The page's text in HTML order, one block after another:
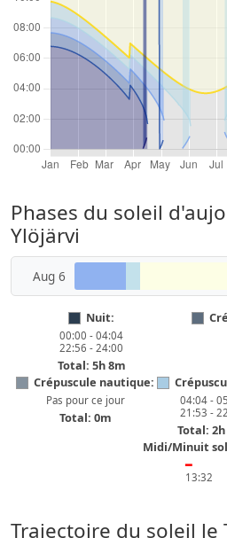
Phases du soleil
Ylöjärvi
Aug 6
Nuit:
00:00 - 04:04
22:56 - 24:00
Total: 5h 8m
Crépuscule nautique:
Pas pour ce jour
Total: 0m
04:04 -
21:53 -
Total:
Midi/Minuit
━
13:32
Trajectoire du soleil le